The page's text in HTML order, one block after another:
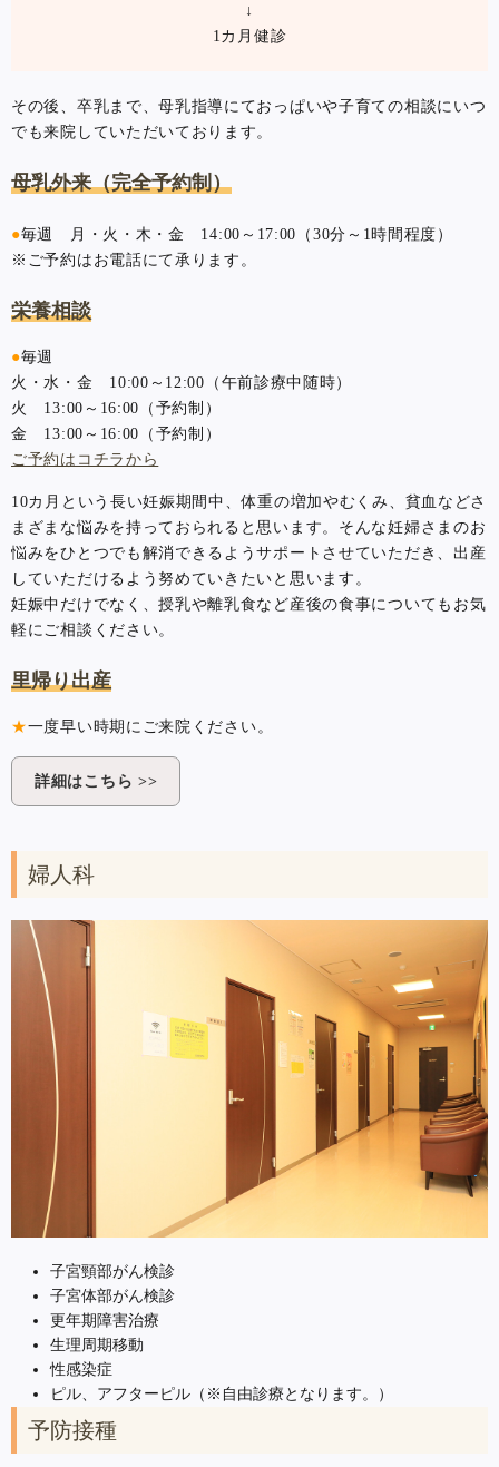
↓
1カ月健診
その後、卒乳まで、母乳指導にておっぱいや子育ての相談にいつ
でも来院していただいております。
母乳外来（完全予約制）
●毎週 月・火・木・金 14:00～17:00（30分～1時間程度）
※ご予約はお電話にて承ります。
栄養相談
●毎週
火・水・金 10:00～12:00（午前診療中随時）
火 13:00～16:00（予約制）
金 13:00～16:00（予約制）
ご予約はコチラから
10カ月という長い妊娠期間中、体重の増加やむくみ、貧血などさ
まざまな悩みを持っておられると思います。そんな妊婦さまのお
悩みをひとつでも解消できるようサポートさせていただき、出産
していただけるよう努めていきたいと思います。
妊娠中だけでなく、授乳や離乳食など産後の食事についてもお気
軽にご相談ください。
里帰り出産
★一度早い時期にご来院ください。
詳細はこちら >>
婦人科
子宮頸部がん検診
子宮体部がん検診
更年期障害治療
生理周期移動
性感染症
ピル、アフターピル（※自由診療となります。）
予防接種